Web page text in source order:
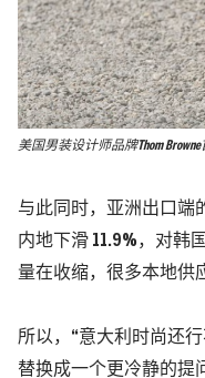
美国男装设计师品牌Thom
与此同时，亚洲出口端
内地下滑 11.9%，对韩
量在收缩，很多本地供
所以，“意大利时尚还
替换成一个更冷静的提